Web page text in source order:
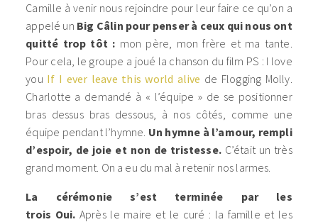
Camille à venir nous rejoindre pour leur faire ce qu’on a
appelé un Big Câlin pour penser à ceux qui nous ont
quitté trop tôt : mon père, mon frère et ma tante.
Pour cela, le groupe a joué la chanson du film PS : I love
you If I ever leave this world alive de Flogging Molly.
Charlotte a demandé à « l’équipe » de se positionner
bras dessus bras dessous, à nos côtés, comme une
équipe pendant l’hymne. Un hymne à l’amour, rempli
d’espoir, de joie et non de tristesse.C’était un très
grand moment. On a eu du mal à retenir nos larmes.
La cérémonie s’est terminée par les
trois Oui. Après le maire et le curé : la famille et les